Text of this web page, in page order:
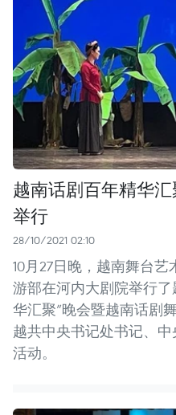
越南话剧百年精华
举行
28/10/2021 02:10
10月27日晚，越南舞台
游部在河内大剧院举行
华汇聚”晚会暨越南话剧
越共中央书记处书记、
活动。